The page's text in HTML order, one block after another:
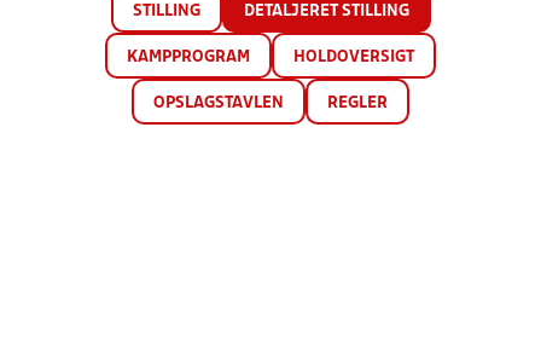
STILLING DETALJERET STILLING
KAMPPROGRAM HOLDOVERSIGT
OPSLAGSTAVLEN REGLER